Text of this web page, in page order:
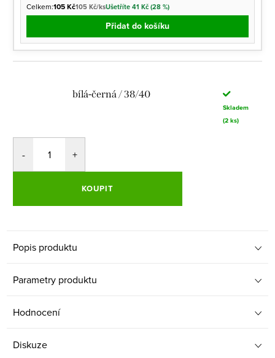
Celkem:105 Kč105 Kč/ksUšetříte 41 Kč (28 %)
Přidat do košíku
bílá-černá / 38/40
Skladem
(2 ks)
KOUPIT
Popis produktu
Parametry produktu
Hodnocení
Diskuze